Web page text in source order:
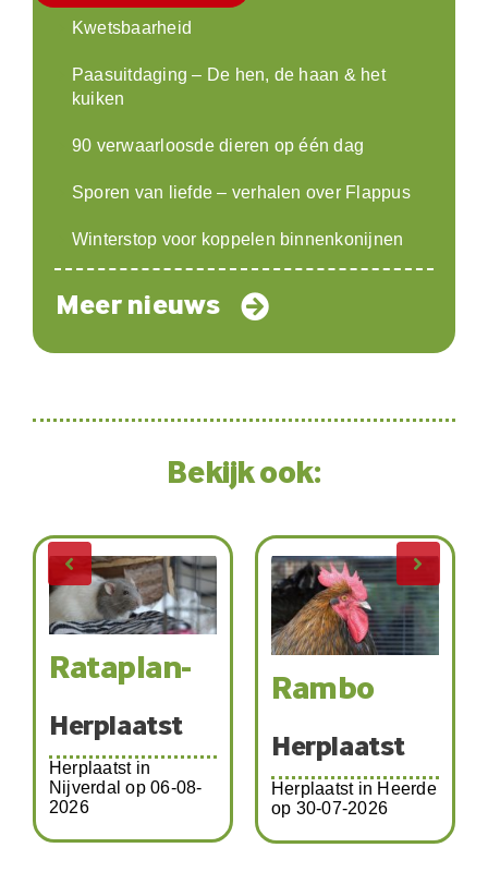
Kwetsbaarheid
Paasuitdaging – De hen, de haan & het
kuiken
90 verwaarloosde dieren op één dag
Sporen van liefde – verhalen over Flappus
Winterstop voor koppelen binnenkonijnen
Meer nieuws
Bekijk ook:
Rambo
Herplaatst
Herplaatst in Heerde
op 30-07-2026
Katja-
Herplaatst
Herplaatst in Zwolle
op 01-08-2026